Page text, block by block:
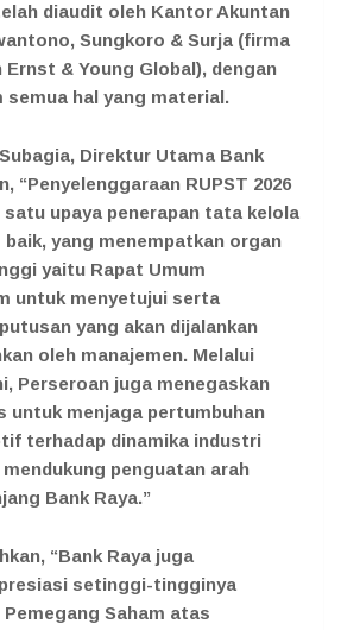
diaudit oleh Kantor Akuntan
Sungkoro & Surja (firma
& Young Global), dengan
semua hal yang material.
Direktur Utama Bank
“Penyelenggaraan RUPST 2026
satu upaya penerapan tata kelola
baik, yang menempatkan organ
yaitu Rapat Umum
untuk menyetujui serta
yang akan dijalankan
oleh manajemen. Melalui
Perseroan juga menegaskan
untuk menjaga pertumbuhan
terhadap dinamika industri
penguatan arah
Bank Raya.”
“Bank Raya juga
setinggi-tingginya
Saham atas